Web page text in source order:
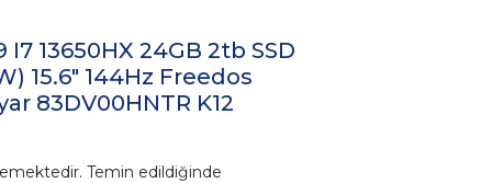
I7 13650HX 24GB 2tb SSD
15.6" 144Hz Freedos
83DV00HNTR K12
Temin edildiğinde